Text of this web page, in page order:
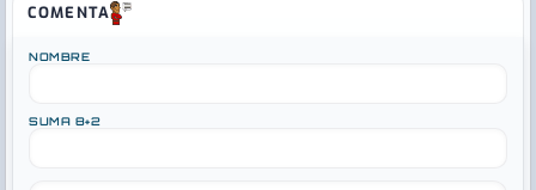
COMENTA
NOMBRE
SUMA 8+2